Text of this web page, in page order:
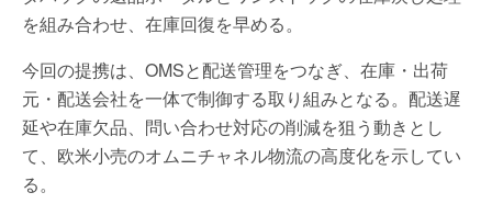
を組み合わせ、在庫回復を早める。
今回の提携は、OMSと配送管理をつなぎ、在庫・出荷
元・配送会社を一体で制御する取り組みとなる。配送遅
延や在庫欠品、問い合わせ対応の削減を狙う動きとし
て、欧米小売のオムニチャネル物流の高度化を示してい
る。